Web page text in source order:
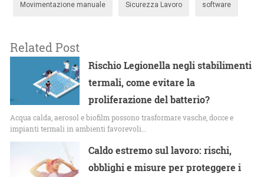
Movimentazione manuale Sicurezza Lavoro software
Related Post
Rischio Legionella negli stabilimenti
termali, come evitare la
proliferazione del batterio?
Acqua calda, aerosol e biofilm possono trasformare vasche, docce e
impianti termali in ambienti favorevoli…
Caldo estremo sul lavoro: rischi,
obblighi e misure per proteggere i